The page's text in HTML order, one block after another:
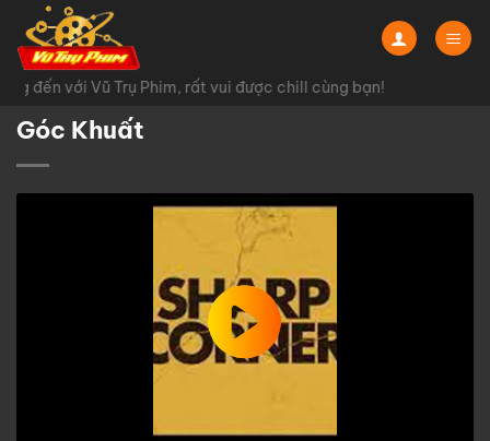
Chuyển
đến
nội
dungđến với Vũ Trụ Phim, rất vui được chill cùng bạn!
Góc Khuất